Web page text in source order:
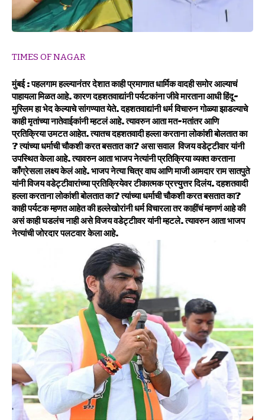
TIMES OF NAGAR
मुंबई :पहलगाम हल्ल्यानंतर देशात काही प्रमाणात धार्मिक वादही समोर आल्याचं
पाहायला मिळत आहे. कारण दहशतवाद्यांनी पर्यटकांना जीवे मारताना आधी हिंदू-
मुस्लिम हा भेद केल्याचे सांगण्यात येते. दहशतवाद्यांनी धर्म विचारुन गोळ्या झाडल्याचे
काही मृतांच्या नातेवाईकांनी म्हटलं आहे. त्यावरुन आता मत-मतांतर आणि
प्रतिक्रिया उमटत आहेत. त्यातच दहशतवादी हल्ला करताना लोकांशी बोलतात का
? त्यांच्या धर्माची चौकशी करत बसतात का? असा सवाल विजय वडेट्टीवार यांनी
उपस्थित केला आहे. त्यावरुन आता भाजप नेत्यांनी प्रतिक्रिया व्यक्त करताना
काँग्रेसला लक्ष्य केलं आहे. भाजप नेत्या चित्र वाघ आणि माजी आमदार राम सातपुते
यांनी विजय वडेट्टीवारांच्या प्रतिक्रियेवर टीकात्मक प्रत्त्युत्तर दिलंय. दहशतवादी
हल्ला करताना लोकांशी बोलतात का? त्यांच्या धर्माची चौकशी करत बसतात का?
काही पर्यटक म्हणत आहेत की हल्लेखोरांनी धर्म विचारला तर काहींचं म्हणणं आहे की
असं काही घडलंच नाही असे विजय वडेट्टीावर यांनी म्हटले. त्यावरुन आता भाजप
नेत्यांची जोरदार पलटवार केला आहे.